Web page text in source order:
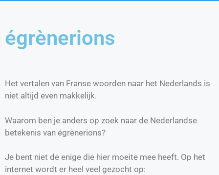
égrènerions
Het vertalen van Franse woorden naar het Nederlands is
niet altijd even makkelijk.
Waarom ben je anders op zoek naar de Nederlandse
betekenis van égrènerions?
Je bent niet de enige die hier moeite mee heeft. Op het
internet wordt er heel veel gezocht op: